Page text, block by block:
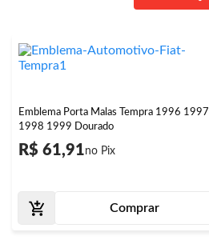
Emblema Porta Malas Tempra 1996 1997
1998 1999 Dourado
R$ 61,91
Comprar